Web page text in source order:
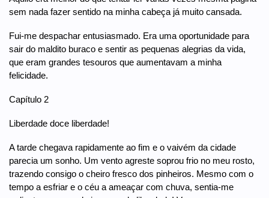
sem nada fazer sentido na minha cabeça já muito cansada.
Fui-me despachar entusiasmado. Era uma oportunidade para
sair do maldito buraco e sentir as pequenas alegrias da vida,
que eram grandes tesouros que aumentavam a minha
felicidade.
Capítulo 2
Liberdade doce liberdade!
A tarde chegava rapidamente ao fim e o vaivém da cidade
parecia um sonho. Um vento agreste soprou frio no meu rosto,
trazendo consigo o cheiro fresco dos pinheiros. Mesmo com o
tempo a esfriar e o céu a ameaçar com chuva, sentia-me